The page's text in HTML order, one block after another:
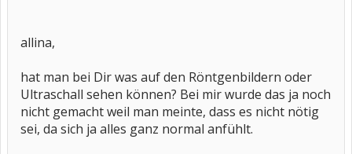
allina,
hat man bei Dir was auf den Röntgenbildern oder
Ultraschall sehen können? Bei mir wurde das ja noch
nicht gemacht weil man meinte, dass es nicht nötig
sei, da sich ja alles ganz normal anfühlt.